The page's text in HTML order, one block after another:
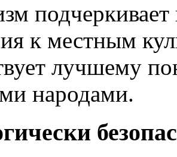
к местным
лучшему
народами.